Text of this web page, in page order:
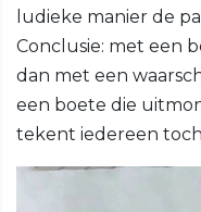
ludieke manier de
Conclusie: met een
dan met een
een boete die
tekent iedereen